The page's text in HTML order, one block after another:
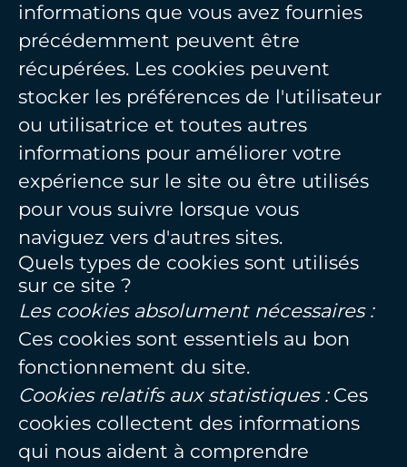
informations que vous avez fournies
précédemment peuvent être
récupérées. Les cookies peuvent
stocker les préférences de l'utilisateur
ou utilisatrice et toutes autres
informations pour améliorer votre
expérience sur le site ou être utilisés
pour vous suivre lorsque vous
naviguez vers d'autres sites.
Quels types de cookies sont utilisés
sur ce site ?
Les cookies absolument nécessaires :
Ces cookies sont essentiels au bon
fonctionnement du site.
Cookies relatifs aux statistiques :Ces
cookies collectent des informations
qui nous aident à comprendre